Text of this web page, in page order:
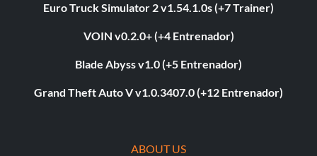
Euro Truck Simulator 2 v1.54.1.0s (+7 Trainer)
VOIN v0.2.0+ (+4 Entrenador)
Blade Abyss v1.0 (+5 Entrenador)
Grand Theft Auto V v1.0.3407.0 (+12 Entrenador)
ABOUT US